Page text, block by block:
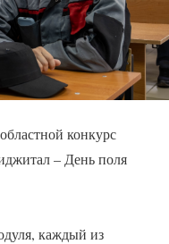
конкурс
– День поля
каждый из